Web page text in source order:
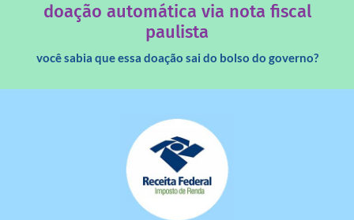
doação automática via nota fiscal
paulista
você sabia que essa doação sai do bolso do governo?
dinheiro deixa de ir para o governo?
saiba mais